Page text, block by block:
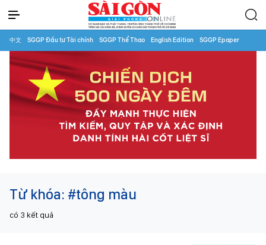
中文 SGGP Đầu tư Tài chính SGGP Thể Thao English Edition SGGP Epaper
Từ khóa: #tông màu
có 3 kết quả